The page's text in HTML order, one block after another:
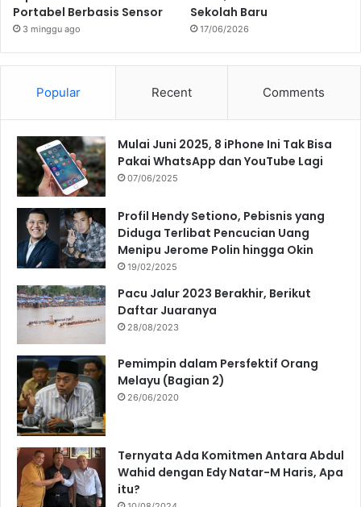
Portabel Berbasis Sensor
3 minggu ago
Sekolah Baru
17/06/2026
Popular Recent Comments
Mulai Juni 2025, 8 iPhone Ini Tak Bisa
Pakai WhatsApp dan YouTube Lagi
07/06/2025
Profil Hendy Setiono, Pebisnis yang
Diduga Terlibat Pencucian Uang
Menipu Jerome Polin hingga Okin
19/02/2025
Pacu Jalur 2023 Berakhir, Berikut
Daftar Juaranya
28/08/2023
Pemimpin dalam Persfektif Orang
Melayu (Bagian 2)
26/06/2020
Ternyata Ada Komitmen Antara Abdul
Wahid dengan Edy Natar-M Haris, Apa
itu?